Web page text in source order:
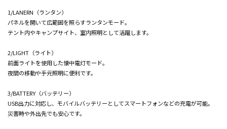
1/LANERN（ランタン）
パネルを開いて広範囲を照らすランタンモード。
テント内やキャンプサイト、室内照明として活躍します。
2/LIGHT（ライト）
前面ライトを使用した懐中電灯モード。
夜間の移動や手元照明に便利です。
3/BATTERY（バッテリー）
USB出力に対応し、モバイルバッテリーとしてスマートフォンなどの充電が可能。
災害時や外出先でも安心です。